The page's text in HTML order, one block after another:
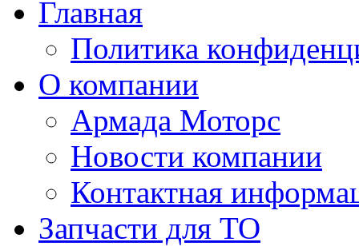
Главная
Политика
О компании
Армада Моторс
Новости компании
Контактная
Запчасти для ТО